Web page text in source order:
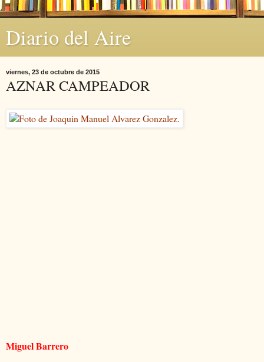
Diario del Aire
viernes, 23 de octubre de 2015
AZNAR CAMPEADOR
Miguel Barrero